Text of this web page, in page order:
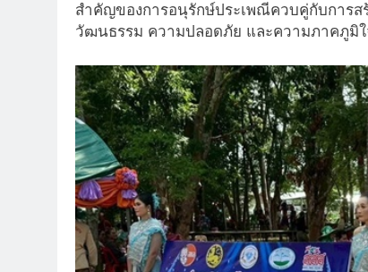
สำคัญของการอนุรักษ์ประเพณีควบคู่กับการส
วัฒนธรรม ความปลอดภัย และความภาคภูมิ